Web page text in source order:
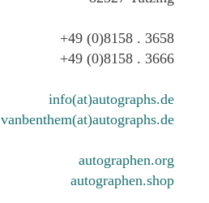
+49 (0)8158 . 3658
+49 (0)8158 . 3666
info(at)autographs.de
vanbenthem(at)autographs.de
autographen.org
autographen.shop